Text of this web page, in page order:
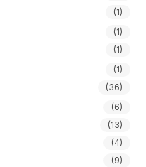
(1)
(1)
(1)
(1)
(36)
(6)
(13)
(4)
(9)